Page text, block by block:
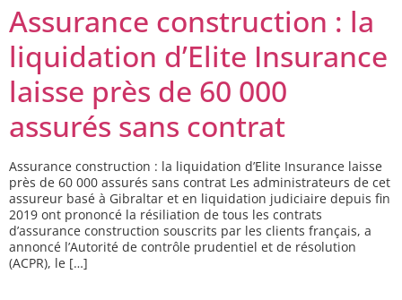
Assurance construction : la
liquidation d’Elite Insurance
laisse près de 60 000
assurés sans contrat
Assurance construction : la liquidation d’Elite Insurance laisse
près de 60 000 assurés sans contrat Les administrateurs de cet
assureur basé à Gibraltar et en liquidation judiciaire depuis fin
2019 ont prononcé la résiliation de tous les contrats
d’assurance construction souscrits par les clients français, a
annoncé l’Autorité de contrôle prudentiel et de résolution
(ACPR), le […]